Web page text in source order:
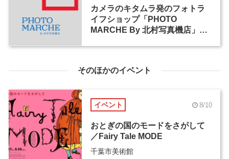
カメラのキタムラ発のフォトラ
イフショップ「PHOTO
MARCHE By 北村写真機店」が
そのほかのイベント
イベント 8/10
おとぎの国のモードをさがして
／Fairy Tale MODE
千葉市美術館